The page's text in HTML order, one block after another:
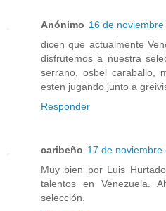
Anónimo 16 de
dicen que actualmente
disfrutemos a nuestra
serrano, osbel caraballo,
esten jugando junto a
Responder
caribeño 17 de noviembre
Muy bien por Luis
talentos en Venezuela.
selección.